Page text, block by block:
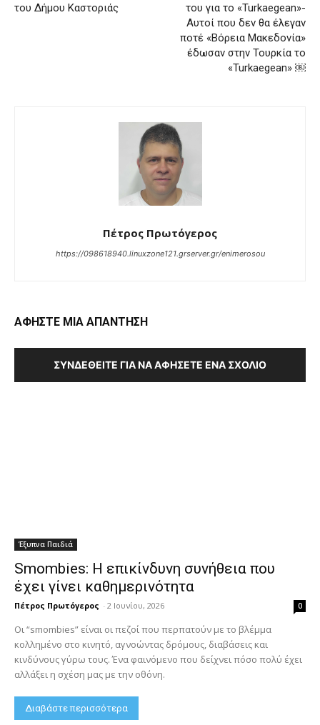
του Δήμου Καστοριάς
του για το «Turkaegean»-
Αυτοί που δεν θα έλεγαν
ποτέ «Βόρεια Μακεδονία»
έδωσαν στην Τουρκία το
«Turkaegean» ￼
Πέτρος Πρωτόγερος
https://098618940.linuxzone121.grserver.gr/enimerosou
ΑΦΗΣΤΕ ΜΙΑ ΑΠΑΝΤΗΣΗ
ΣΥΝΔΕΘΕΊΤΕ ΓΙΑ ΝΑ ΑΦΉΣΕΤΕ ΈΝΑ ΣΧΌΛΙΟ
Έξυπνα Παιδιά
Smombies: Η επικίνδυνη συνήθεια που
έχει γίνει καθημερινότητα
Πέτρος Πρωτόγερος - 2 Ιουνίου, 2026 0
Οι “smombies” είναι οι πεζοί που περπατούν με το βλέμμα
κολλημένο στο κινητό, αγνοώντας δρόμους, διαβάσεις και
κινδύνους γύρω τους. Ένα φαινόμενο που δείχνει πόσο πολύ έχει
αλλάξει η σχέση μας με την οθόνη.
Διαβάστε περισσότερα